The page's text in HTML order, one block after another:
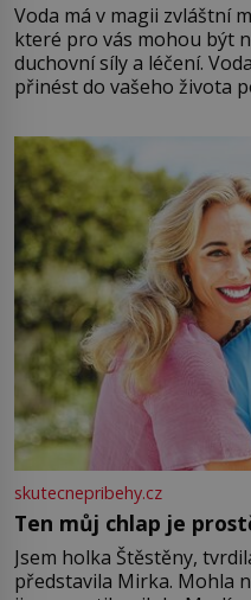
Voda má v magii zvláštní
které pro vás mohou být
duchovní síly a léčení.
přinést do vašeho života
můžete obohatit své
větší harmonii a klid. Je
skutecnepribehy.cz
Ten můj chlap je
Jsem holka Štěstěny,
představila Mirka. Mohla